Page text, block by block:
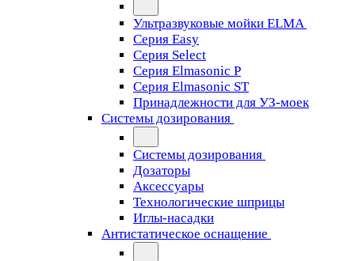
Ультразвуковые мойки ELMA
Серия Easy
Серия Select
Серия Elmasonic P
Серия Elmasonic ST
Принадлежности для УЗ-моек
Системы дозирования
Системы дозирования
Дозаторы
Аксессуары
Технологические шприцы
Иглы-насадки
Антистатическое оснащение